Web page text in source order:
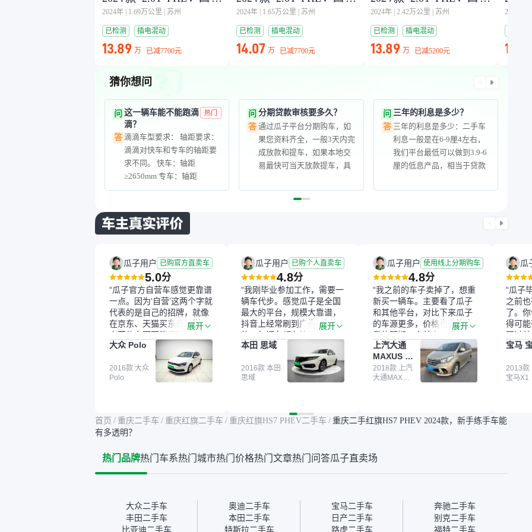
旗畅版 7座
2024年 1.69万公里 苏州
已检测 插电混动
13.89 万 已减7700元
旗畅版 7座
2024年 1.65万公里 苏州
已检测 插电混动
14.07 万 已减7700元
旗畅版 7座
2024年 2.42万公里 苏州
已检测 插电混动
13.89 万 已减5200元
旗畅
2024年
14.41
猜你想问
问 这一辆车能不能跑滴
滴？
热门
答 滴滴车型要求： 轴距要求：
滴滴对快车和专车的轴距要
求不同。 快车：轴距
≥2650mm 专车：轴距
≥2700mm 续航要求：部分地
要求（通常≥300km） 您可
以根据以上信息来判断是否
问 分期贷款审核要多久？
答 通过瓜子平台分期购车，如
果您资料齐全，一般3天内完
成放款和提车，如果本地交
易最快可当天放款提车，具
户和车辆抵押手续的速度。
问 三年的利息是多少？
答 三年的利息是多少：二手车
利息一般是在6-9厘4左右，
我们平台最低可以做到3.9-6
厘的低息产品，相当于贷款
利息。利息的总额等于月供x
瓜子用户 已购官方直卖车
5.0分
“瓜子官方自营车感觉更靠谱
一点。因为‘自营’这两个字就
代表的是自己的招牌，就像
在京东、天猫买东西一样，
自营的东西可能都要好一
点。就是这种刻板印象吧。
一开始买二手车的时候，我
确实有担心过事故车、泡水
车这些问题。瓜子的检测报
况。我拿到你们的信息之
后，自己又在线上去做了一
台），同时也找了朋友帮忙
线下看车。结果跟你们的报
我第一天看车，第二天你们
就约我到店，我第三天去提
的车。去之前我提前跟交接
展开
大众 Polo
2016款 大众
Polo
瓜子用户 已购个人直卖车
4.8分
“我刚毕业参加工作，需要一
辆车代步。感觉瓜子是全国
最大的平台，规模大靠谱，
抖音上经常刷到广告，挺火
的。每辆车都有检测报告，
这个让我很放心。去外面买
车全凭卖家一张嘴，不敢
买。我买了本田思域，白
色，过户次数少，公里数符
平台，车价贵点也正常，毕
竟有保障。其他平台上很多
多花点钱买个放心。从个人
展开
本田 思域
2016款 本田
思域
瓜子用户 使用线上分期购车
4.8分
“我之前的车子卖掉了，想重
新买一辆车。主要看了瓜子
和其他平台，对比下来瓜子
的车源更多，价格也更符合
我的预期。之前卖车来过瓜
子，虽然价格没谈成，但
APP一直留着。瓜子毕竟是
大平台，整体印象还好。我
最终买了一台上汽大通，18
期，这一点很便捷，其他平
心的额外价值。虽然我砍过
为瓜子有质保，车子出小毛
病维修更有保障。”
展开
上汽大通
MAXUS 大
通G10
2018款 上汽
大通MAXUS
瓜
“瓜子
之前
了。
得可
更过关
来再
我买
它的
适。
一个售
宝马
2013款
宝马X1
首页 / 重庆二手车 / 重庆红旗二手车 / 重庆红旗HS7 PHEV二手车 / 重庆二手红旗HS7 PHEV 2024款，新手练手车能
有多透明？
热门品牌热门车系热门城市热门价格热门文章热门问答瓜子直卖场
大众二手车 奥迪二手车 宝马二手车
奔驰二手车
丰田二手车
本田二手车 日产二手车
别克二手车
比亚迪二手车
特斯拉二手车 路虎二手车 福特二手车